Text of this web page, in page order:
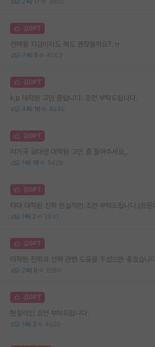
김GPT
컨택을 지금이라도 해도 괜찮을까요?.ㅠ
7 5 4063
김GPT
k,p 대학원 고민 중입니다. 조언 부탁드립니다.
4 16 4949
김GPT
지거국 공대생 대학원 고민 좀 들어주세요,,
1 19 5428
김GPT
1 2 2841
김GPT
대학원 진학과 선택 관련 도움을 주셨으면 좋겠습니다.
2 9 2289
김GPT
현실적인 조언 부탁드립니다.
1 3 4929